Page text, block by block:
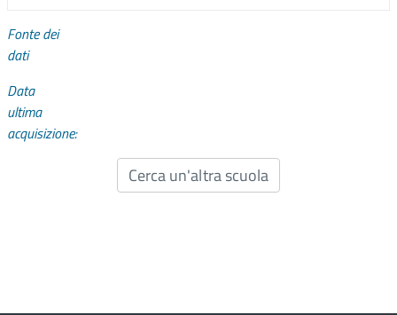
Fonte dei
dati
Data
ultima
acquisizione:
Cerca un'altra scuola